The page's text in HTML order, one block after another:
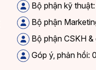
Bộ phận kỹ
Bộ phận
Bộ phận CSKH
Góp ý, phản hồi: